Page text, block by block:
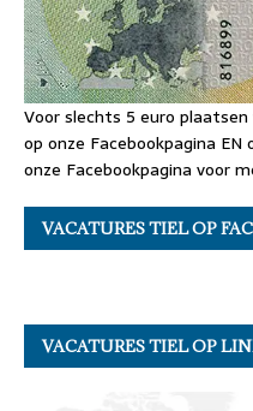
Voor slechts 5 euro
op onze Facebookpagina
onze Facebookpagina voor
VACATURES TIEL OP
VACATURES TIEL OP